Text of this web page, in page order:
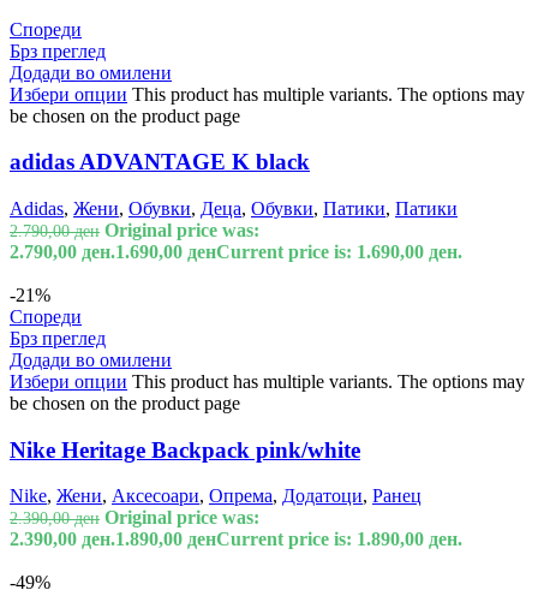
Спореди
Брз преглед
Додади во омилени
Избери опции This product has multiple variants. The options may
be chosen on the product page
adidas ADVANTAGE K black
Adidas, Жени, Обувки, Деца, Обувки, Патики, Патики
2.790,00ден Original price was:
2.790,00 ден.1.690,00 денCurrent price is: 1.690,00 ден.
-21%
Спореди
Брз преглед
Додади во омилени
Избери опции This product has multiple variants. The options may
be chosen on the product page
Nike Heritage Backpack pink/white
Nike, Жени, Аксесоари, Опрема, Додатоци, Ранец
2.390,00ден Original price was:
2.390,00 ден.1.890,00 денCurrent price is: 1.890,00 ден.
-49%